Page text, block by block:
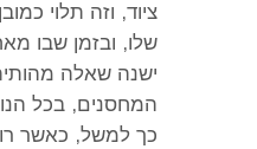
ציוד, וזה תלוי
שלו, ובזמן שבו
ישנה שאלה
המחסנים, בכל
כך למשל, כאשר